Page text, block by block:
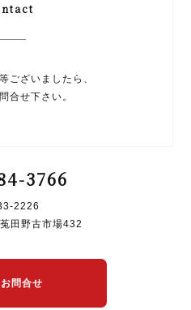
ございましたら、
合せ下さい。
3766
2226
田野古市場432
お問合せ